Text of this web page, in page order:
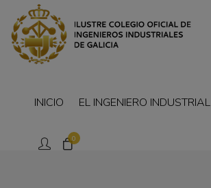
0
INICIO EL INGENIERO INDUSTRIAL